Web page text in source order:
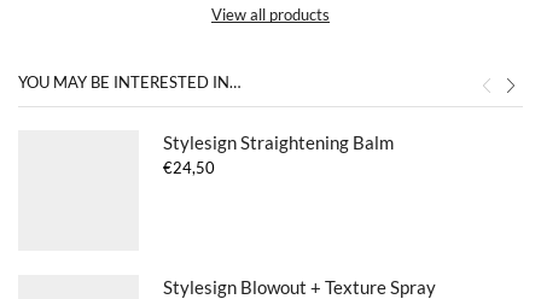
View all products
YOU MAY BE INTERESTED IN…
Stylesign Straightening Balm
€24,50
Stylesign Blowout + Texture Spray